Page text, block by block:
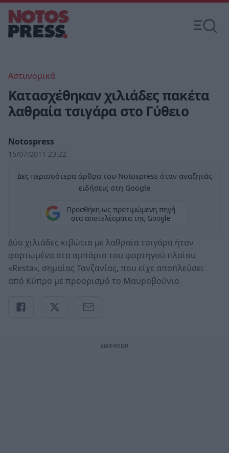
Αστυνομικά
Κατασχέθηκαν χιλιάδες πακέτα
λαθραία τσιγάρα στο Γύθειο
Notospress
15/07/2011 23:22
Δες περισσότερα άρθρα του Notospress όταν αναζητάς
ειδήσεις στη Google
Προσθήκη ως προτιμώμενη πηγή
στα αποτελέσματα της Google
Δύο χιλιάδες κιβώτια με λαθραία τσιγάρα ήταν
φορτωμένα στα αμπάρια του φορτηγού πλοίου
«Resta», σημαίας Τανζανίας, που είχε αποπλεύσει
από Κύπρο με προορισμό το Μαυροβούνιο